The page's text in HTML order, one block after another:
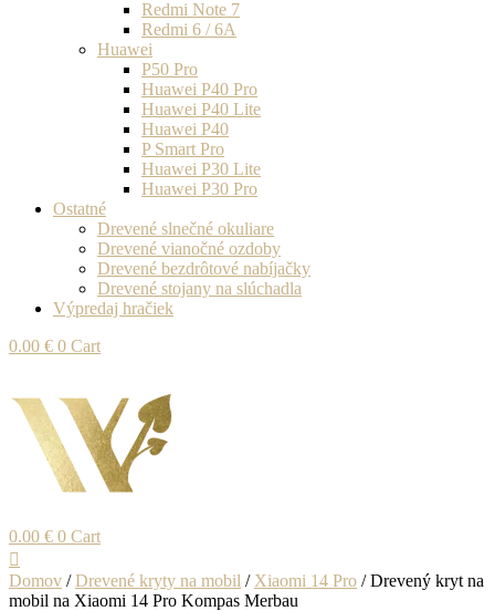
Redmi Note 7
Redmi 6 / 6A
Huawei
P50 Pro
Huawei P40 Pro
Huawei P40 Lite
Huawei P40
P Smart Pro
Huawei P30 Lite
Huawei P30 Pro
Ostatné
Drevené slnečné okuliare
Drevené vianočné ozdoby
Drevené bezdrôtové nabíjačky
Drevené stojany na slúchadla
Výpredaj hračiek
0.00 € 0 Cart
0.00 € 0 Cart
Domov /Drevené kryty na mobil / Xiaomi 14 Pro / Drevený kryt na
mobil na Xiaomi 14 Pro Kompas Merbau